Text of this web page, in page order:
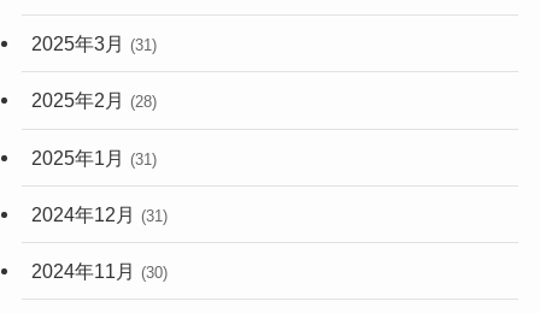
2025年3月 (31)
2025年2月 (28)
2025年1月 (31)
2024年12月 (31)
2024年11月 (30)